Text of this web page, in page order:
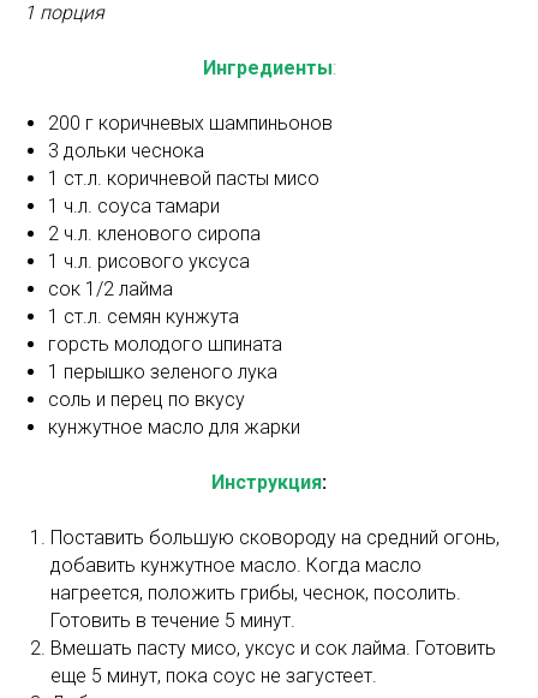
1 порция
Ингредиенты:
200 г коричневых шампиньонов
3 дольки чеснока
1 ст.л. коричневой пасты мисо
1 ч.л. соуса тамари
2 ч.л. кленового сиропа
1 ч.л. рисового уксуса
сок 1/2 лайма
1 ст.л. семян кунжута
горсть молодого шпината
1 перышко зеленого лука
соль и перец по вкусу
кунжутное масло для жарки
Инструкция:
Поставить большую сковороду на средний огонь,
добавить кунжутное масло. Когда масло
нагреется, положить грибы, чеснок, посолить.
Готовить в течение 5 минут.
Вмешать пасту мисо, уксус и сок лайма. Готовить
еще 5 минут, пока соус не загустеет.